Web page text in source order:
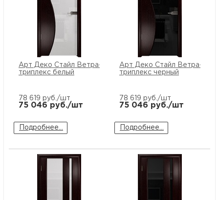
Арт Деко Стайл Ветра-3 венге
триплекс белый
78 619 руб./шт
75 046 руб./шт
Подробнее...
Арт Деко Стайл Ветра-3
триплекс черный
78 619 руб./шт
75 046 руб./шт
Подробнее...